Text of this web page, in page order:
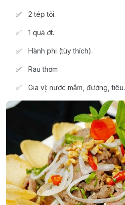
2 tép tỏi.
1 quả ớt.
Hành phi (tùy thích).
Rau thơm
Gia vị: nước mắm, đường, tiêu.